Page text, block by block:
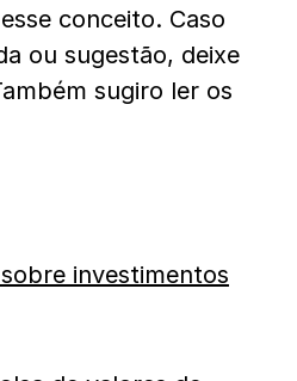
conceito. Caso
ou sugestão, deixe
sugiro ler os
investimentos